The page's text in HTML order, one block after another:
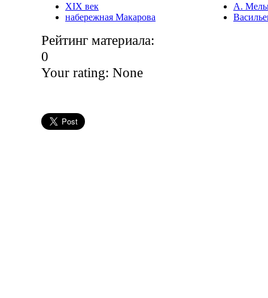
XIX век
набережная Макарова
А.
Рейтинг материала:
0
Your rating: None